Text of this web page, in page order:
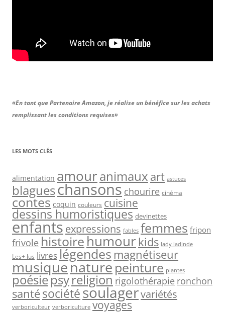
«En tant que Partenaire Amazon, je réalise un bénéfice sur les achats
remplissant les conditions requises»
LES MOTS CLÉS
alimentation amouranimaux art astuces
blagueschansons chourire cinéma
contes coquin couleurs cuisine
dessins humoristiques devinettes
enfantsexpressions fables femmes fripon
frivole histoire humour kids lady ladinde
Les+ lus livreslégendes magnétiseur
musiquenature peinture plantes
poésiepsyreligion rigolothérapie ronchon
santésociétésoulagervariétés
verboriculteur verboriculture voyages